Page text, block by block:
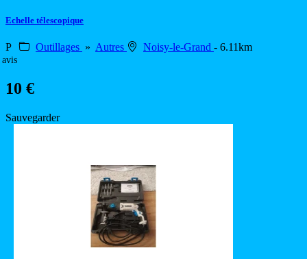
Echelle télescopique
P Outillages » Autres Noisy-le-Grand - 6.11km
avis
10 €
Sauvegarder